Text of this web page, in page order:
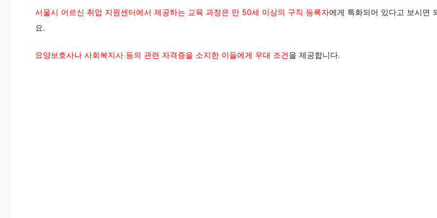
서울시 어르신 취업 지원센터에서 제공하는 교육 과정은 만 50세 이상의 구직 등록자에게 특화되어 있다고 보시면
요.
요양보호사나 사회복지사 등의 관련 자격증을 소지한 이들에게 우대 조건을 제공합니다.